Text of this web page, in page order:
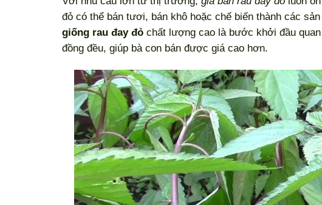
đỏ có thể bán tươi, bán khô hoặc chế biến thành các
giống rau đay đỏ chất lượng cao là bước khởi đầu
đồng đều, giúp bà con bán được giá cao hơn.